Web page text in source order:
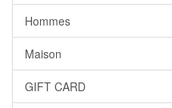
Hommes
Maison
GIFT CARD